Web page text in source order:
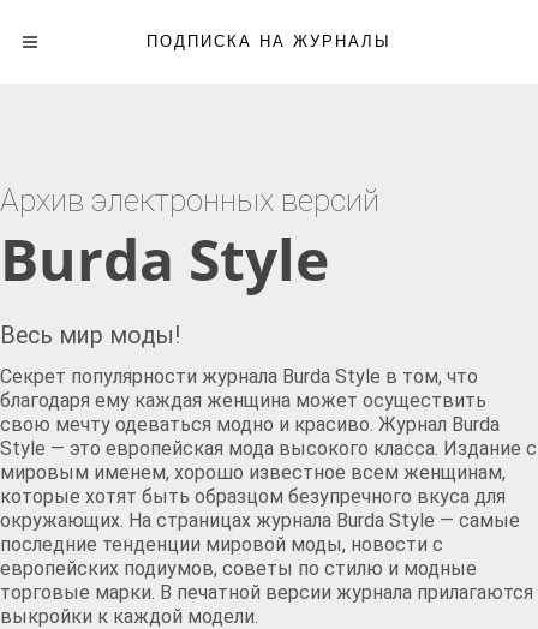
ПОДПИСКА НА ЖУРНАЛЫ
Архив электронных версий
Burda Style
Весь мир моды!
Секрет популярности журнала Burda Style в том, что
благодаря ему каждая женщина может осуществить
свою мечту одеваться модно и красиво. Журнал Burda
Style — это европейская мода высокого класса. Издание с
мировым именем, хорошо известное всем женщинам,
которые хотят быть образцом безупречного вкуса для
окружающих. На страницах журнала Burda Style — самые
последние тенденции мировой моды, новости с
европейских подиумов, советы по стилю и модные
торговые марки. В печатной версии журнала прилагаются
выкройки к каждой модели.